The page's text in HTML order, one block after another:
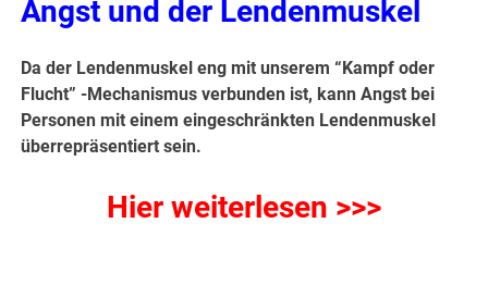
Angst und der Lendenmuskel
Da der Lendenmuskel eng mit unserem “Kampf oder
Flucht” -Mechanismus verbunden ist, kann Angst bei
Personen mit einem eingeschränkten Lendenmuskel
überrepräsentiert sein.
Hier weiterlesen >>>